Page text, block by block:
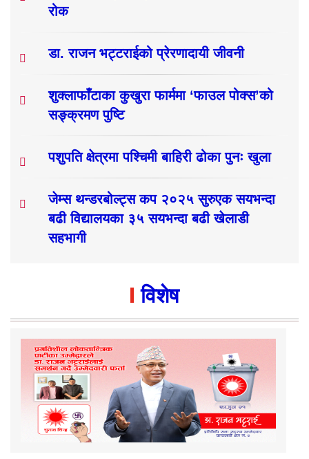
रोक
डा. राजन भट्टराईको प्रेरणादायी जीवनी
शुक्लाफाँटाका कुखुरा फार्ममा ‘फाउल पोक्स’को
सङ्क्रमण पुष्टि
पशुपति क्षेत्रमा पश्चिमी बाहिरी ढोका पुनः खुला
जेम्स थन्डरबोल्ट्स कप २०२५ सुरुएक सयभन्दा
बढी विद्यालयका ३५ सयभन्दा बढी खेलाडी
सहभागी
विशेष